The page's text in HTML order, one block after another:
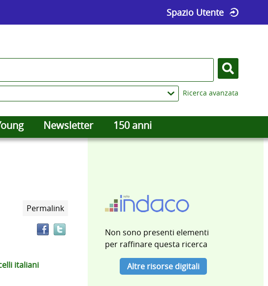
Spazio Utente
Cerca
Ricerca avanzata
Newsletter 150 anni
Permalink
italiani
Non sono presenti elementi
per raffinare questa ricerca
Altre risorse digitali